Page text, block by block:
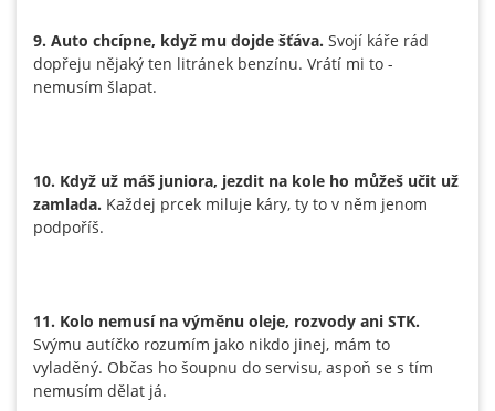
9. Auto chcípne, když mu dojde šťáva. Svojí káře rád
dopřeju nějaký ten litránek benzínu. Vrátí mi to -
nemusím šlapat.
10. Když už máš juniora, jezdit na kole ho můžeš učit už
zamlada. Každej prcek miluje káry, ty to v něm jenom
podpoříš.
11. Kolo nemusí na výměnu oleje, rozvody ani STK.
Svýmu autíčko rozumím jako nikdo jinej, mám to
vyladěný. Občas ho šoupnu do servisu, aspoň se s tím
nemusím dělat já.